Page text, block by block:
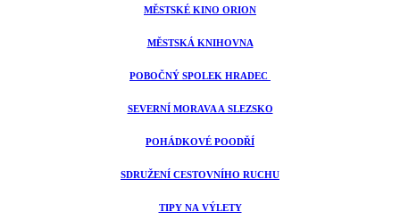
MĚSTSKÉ KINO ORION
MĚSTSKÁ KNIHOVNA
POBOČNÝ SPOLEK HRADEC
SEVERNÍ MORAVA A SLEZSKO
POHÁDKOVÉ POODŘÍ
SDRUŽENÍ CESTOVNÍHO RUCHU
TIPY NA VÝLETY